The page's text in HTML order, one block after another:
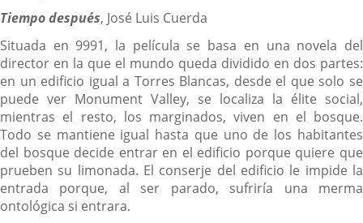
Tiempo después, José Luis Cuerda
Situada en 9991, la película se basa en una novela del
director en la que el mundo queda dividido en dos partes:
en un edificio igual a Torres Blancas, desde el que solo se
puede ver Monument Valley, se localiza la élite social,
mientras el resto, los marginados, viven en el bosque.
Todo se mantiene igual hasta que uno de los habitantes
del bosque decide entrar en el edificio porque quiere que
prueben su limonada. El conserje del edificio le impide la
entrada porque, al ser parado, sufriría una merma
ontológica si entrara.